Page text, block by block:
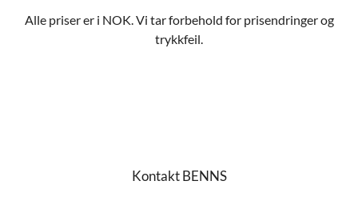
Alle priser er i NOK. Vi tar forbehold for prisendringer og
trykkfeil.
Kontakt BENNS